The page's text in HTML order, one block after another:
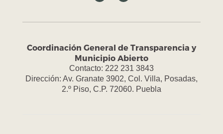
Coordinación General de Transparencia y
Municipio Abierto
Contacto: 222 231 3843
Dirección: Av. Granate 3902, Col. Villa, Posadas,
2.º Piso, C.P. 72060. Puebla